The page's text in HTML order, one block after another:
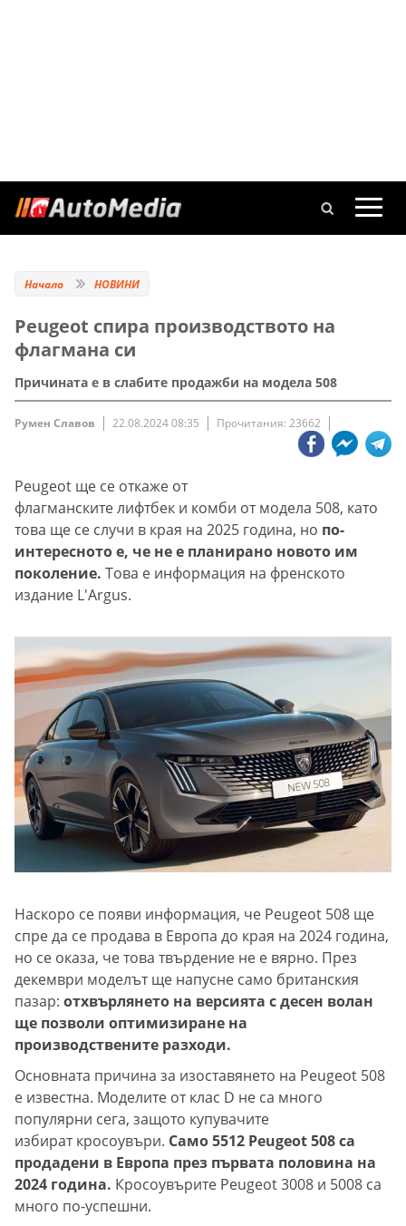
Начало НОВИНИ
Peugeot спира производството на
флагмана си
Причината е в слабите продажби на модела 508
Румен Славов 22.08.2024 08:35 Прочитания: 23662
Peugeot ще се откаже от
флагманските лифтбек и комби от модела 508, като
това ще се случи в края на 2025 година, но по-
интересното е, че не е планирано новото им
поколение. Това е информация на френското
издание L'Argus.
Наскоро се появи информация, че Peugeot 508 ще
спре да се продава в Европа до края на 2024 година,
но се оказа, че това твърдение не е вярно. През
декември моделът ще напусне само британския
пазар: отхвърлянето на версията с десен волан
ще позволи оптимизиране на
производствените разходи.
Основната причина за изоставянето на Peugeot 508
е известна. Моделите от клас D не са много
популярни сега, защото купувачите
избират кросоувъри. Само 5512 Peugeot 508 са
продадени в Европа през първата половина на
2024 година. Кросоувърите Peugeot 3008 и 5008 са
много по-успешни.